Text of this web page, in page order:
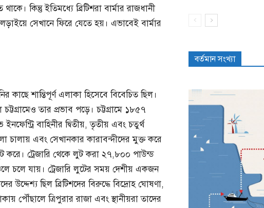
কিন্তু ইতিমধ্যে ব্রিটিশরা বার্মার রাজধানী
সেখানে ফিরে যেতে হয়। এভাবেই বার্মার
কাছে শান্তিপূর্ণ এলাকা হিসেবে বিবেচিত ছিল।
তার প্রভাব পড়ে। চট্টগ্রামে ১৮৫৭
বাহিনীর দ্বিতীয়, তৃতীয় এবং চতুর্থ
চালায় এবং সেখানকার কারাবন্দীদের মুক্ত করে
করে। ট্রেজারি থেকে লুট করা ২৭,৮০০ পাউন্ড
চলে যায়। ট্রেজারি লুটের সময় দেশীয় একজন
উদ্দেশ্য ছিল ব্রিটিশদের বিরুদ্ধে বিদ্রোহ ঘোষণা,
পৌঁছালে ত্রিপুরার রাজা এবং স্থানীয়রা তাদের
বর্তমান সংখ্যা